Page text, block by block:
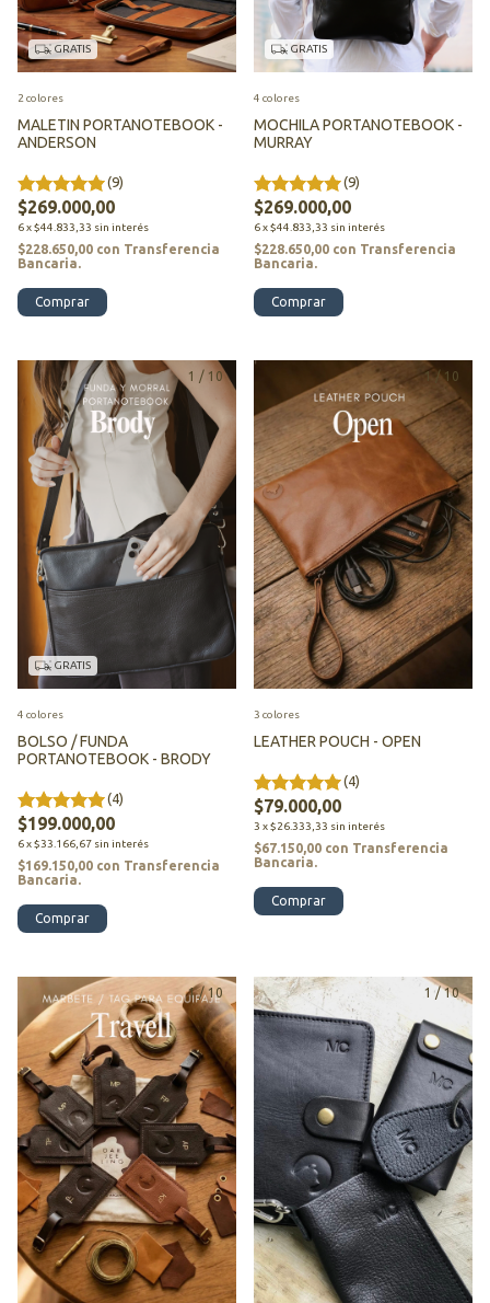
GRATIS
MALETIN PORTANOTEBOOK -
ANDERSON
(9)
$269.000,00
6x$44.833,33 sin interés
$228.650,00 con Transferencia
Bancaria.
2 colores
Comprar
GRATIS
MOCHILA PORTANOTEBOOK -
MURRAY
(9)
$269.000,00
6x$44.833,33 sin interés
$228.650,00 con Transferencia
Bancaria.
4 colores
Comprar
1 / 10
GRATIS
BOLSO / FUNDA
PORTANOTEBOOK - BRODY
(4)
$199.000,00
6x$33.166,67 sin interés
$169.150,00 con Transferencia
Bancaria.
4 colores
Comprar
1/10
LEATHER POUCH - OPEN
(4)
$79.000,00
3 x$26.333,33 sin interés
$67.150,00 con Transferencia
Bancaria.
3 colores
Comprar
1/10 1 /10